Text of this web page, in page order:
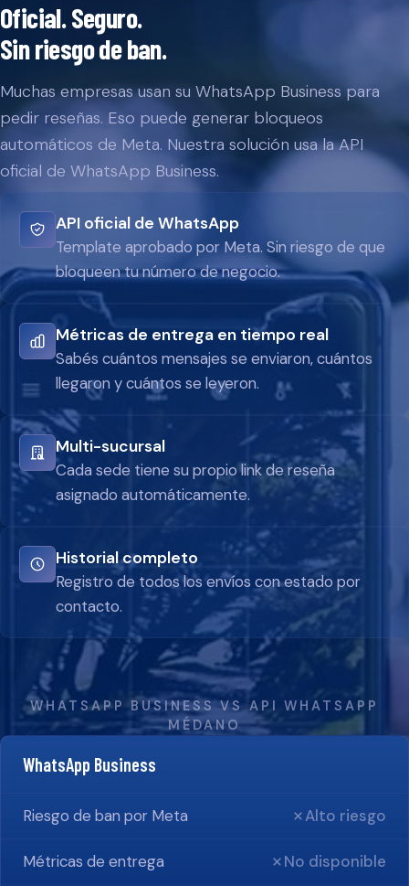
Oficial. Seguro.
Sin riesgo de ban.
Muchas empresas usan su WhatsApp Business para
pedir reseñas. Eso puede generar bloqueos
automáticos de Meta. Nuestra solución usa la API
oficial de WhatsApp Business.
API oficial de WhatsApp
Template aprobado por Meta. Sin riesgo de que
bloqueen tu número de negocio.
Métricas de entrega en tiempo real
Sabés cuántos mensajes se enviaron, cuántos
llegaron y cuántos se leyeron.
Multi-sucursal
Cada sede tiene su propio link de reseña
asignado automáticamente.
Historial completo
Registro de todos los envíos con estado por
contacto.
WHATSAPP BUSINESS VS API WHATSAPP
MÉDANO
WhatsApp Business
Riesgo de ban por Meta Alto riesgo
Métricas de entrega No disponible